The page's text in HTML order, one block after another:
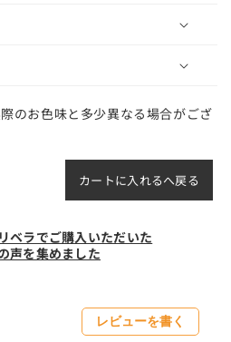
のお色味と多少異なる場合がござ
カートに入れるへ戻る
ベラでご購入いただいた
声を集めました
レビューを書く